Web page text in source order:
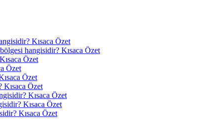
Kısaca Özet
hangisidir? Kısaca Özet
Özet
Özet
Özet
Özet
Kısaca Özet
Kısaca Özet
Kısaca Özet